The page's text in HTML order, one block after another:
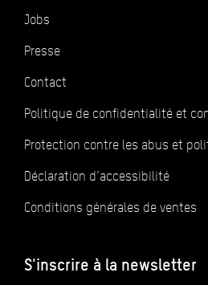
Jobs
Presse
Contact
Politique de confidentialité et
Protection contre les abus et
Déclaration d’accessibilité
Conditions générales de ventes
S'inscrire à la newsletter